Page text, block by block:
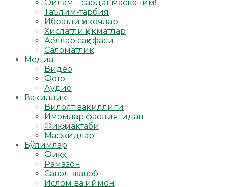
Оилам – саодат масканим!
Таълим-тарбия
Ибратли ҳикоялар
Хислатли ҳикматлар
Аёллар саҳифаси
Саломатлик
Медиа
Видео
Фото
Аудио
Вакиллик
Вилоят вакиллиги
Имомлар фаолиятидан
Фиқҳ мактаби
Масжидлар
Бўлимлар
Фиқҳ
Рамазон
Савол-жавоб
Ислом ва иймон